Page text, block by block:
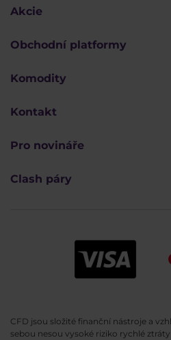
Akcie
Obchodní platformy
Komodity
Kontakt
Pro novináře
Clash páry
CFD jsou složité finanční nástroje a
sebou nesou vysoké riziko rychlé ztráty